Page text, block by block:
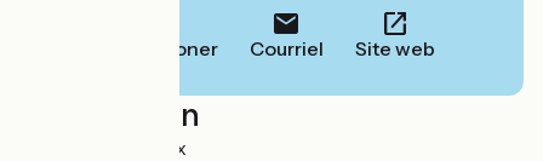
Téléphoner Courriel Site web
Localisation
RN 20 09000 Foix